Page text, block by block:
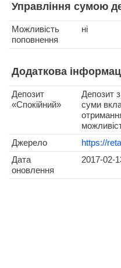
Управління сумою
Можливість
поповнення
ні
Додаткова
Депозит
«Спокійний»
Депозит
суми
Джерело
https://
Дата
оновлення
2017-02-